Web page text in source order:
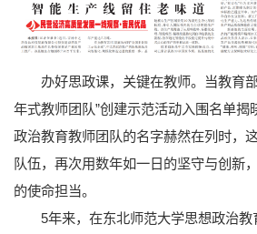
办好思政课，关键在教师。当教育部
年式教师团队”创建示范活动入围名单揭
政治教育教师团队的名字赫然在列时，
队伍，再次用数年如一日的坚守与创新
的使命担当。
5年来，在东北师范大学思想政治教